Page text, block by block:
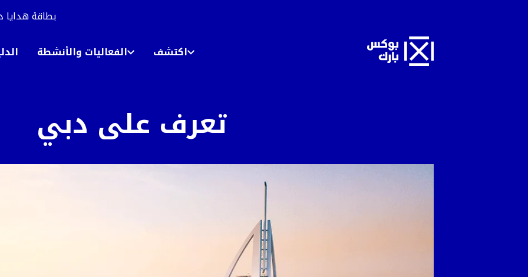
بطاقة هدايا
اكتشف
الفعاليات والأنشطة
تعرف على دبي